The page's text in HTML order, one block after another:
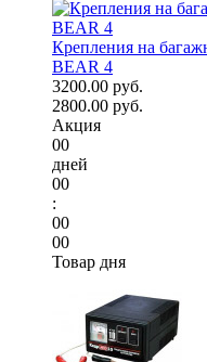
Крепления на
BEAR 4
3200.00 руб.
2800.00 руб.
Акция
00
дней
00
:
00
00
Товар дня